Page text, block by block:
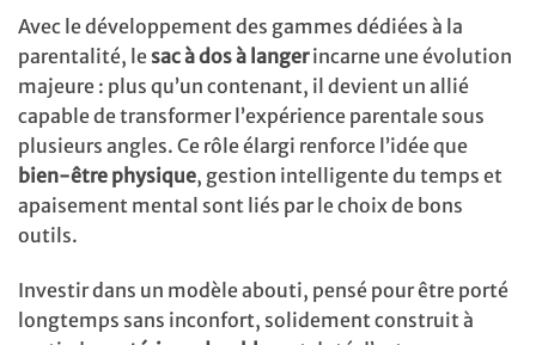
Avec le développement des gammes dédiées à la
parentalité, le sac à dos à langerincarne une évolution
majeure : plus qu’un contenant, il devient un allié
capable de transformer l’expérience parentale sous
plusieurs angles. Ce rôle élargi renforce l’idée que
bien-être physique, gestion intelligente du temps et
apaisement mental sont liés par le choix de bons
outils.
Investir dans un modèle abouti, pensé pour être porté
longtemps sans inconfort, solidement construit à